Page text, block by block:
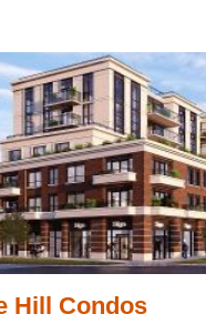
Hill Condos